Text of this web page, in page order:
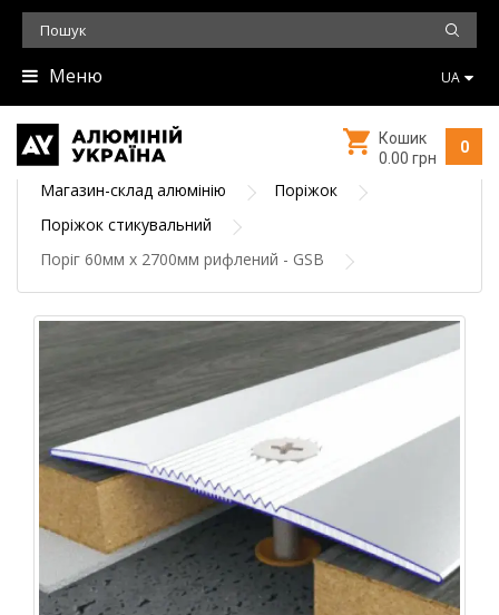
Меню UA
0
Кошик
0.00 грн
Магазин-склад алюмінію
Поріжок
Поріжок стикувальний
Поріг 60мм х 2700мм рифлений - GSB